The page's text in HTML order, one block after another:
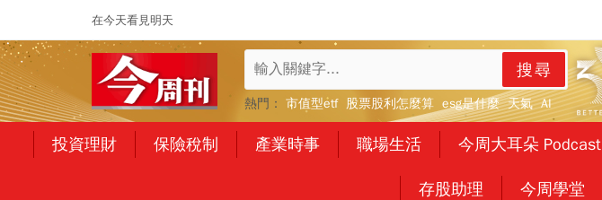
在今天看見明天
搜尋
熱門： 市值型etf 股票股利怎麼算 esg是什麼 天氣 AI
投資理財 保險稅制 產業時事 職場生活 今周大耳朵 Podcast
存股助理 今周學堂